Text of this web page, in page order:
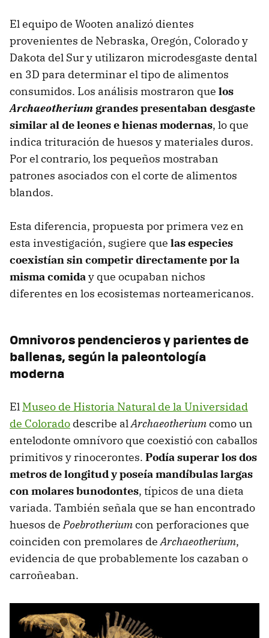
El equipo de Wooten analizó dientes
provenientes de Nebraska, Oregón, Colorado y
Dakota del Sur y utilizaron microdesgaste dental
en 3D para determinar el tipo de alimentos
consumidos. Los análisis mostraron que los
Archaeotherium grandes presentaban desgaste
similar al de leones e hienas modernas, lo que
indica trituración de huesos y materiales duros.
Por el contrario, los pequeños mostraban
patrones asociados con el corte de alimentos
blandos.
Esta diferencia, propuesta por primera vez en
esta investigación, sugiere que las especies
coexistían sin competir directamente por la
misma comiday que ocupaban nichos
diferentes en los ecosistemas norteamericanos.
Omnivoros pendencieros y parientes de
ballenas, según la paleontología
moderna
El Museo de Historia Natural de la Universidad
de Colorado describe alArchaeotheriumcomo un
entelodonte omnívoro que coexistió con caballos
primitivos y rinocerontes. Podía superar los dos
metros de longitud y poseía mandíbulas largas
con molares bunodontes, típicos de una dieta
variada. También señala que se han encontrado
huesos dePoebrotheriumcon perforaciones que
coinciden con premolares deArchaeotherium,
evidencia de que probablemente los cazaban o
carroñeaban.